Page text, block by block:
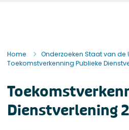
Home
Onderzoeken Staat van de
Toekomst­verkenning Publieke
Dienstverlening